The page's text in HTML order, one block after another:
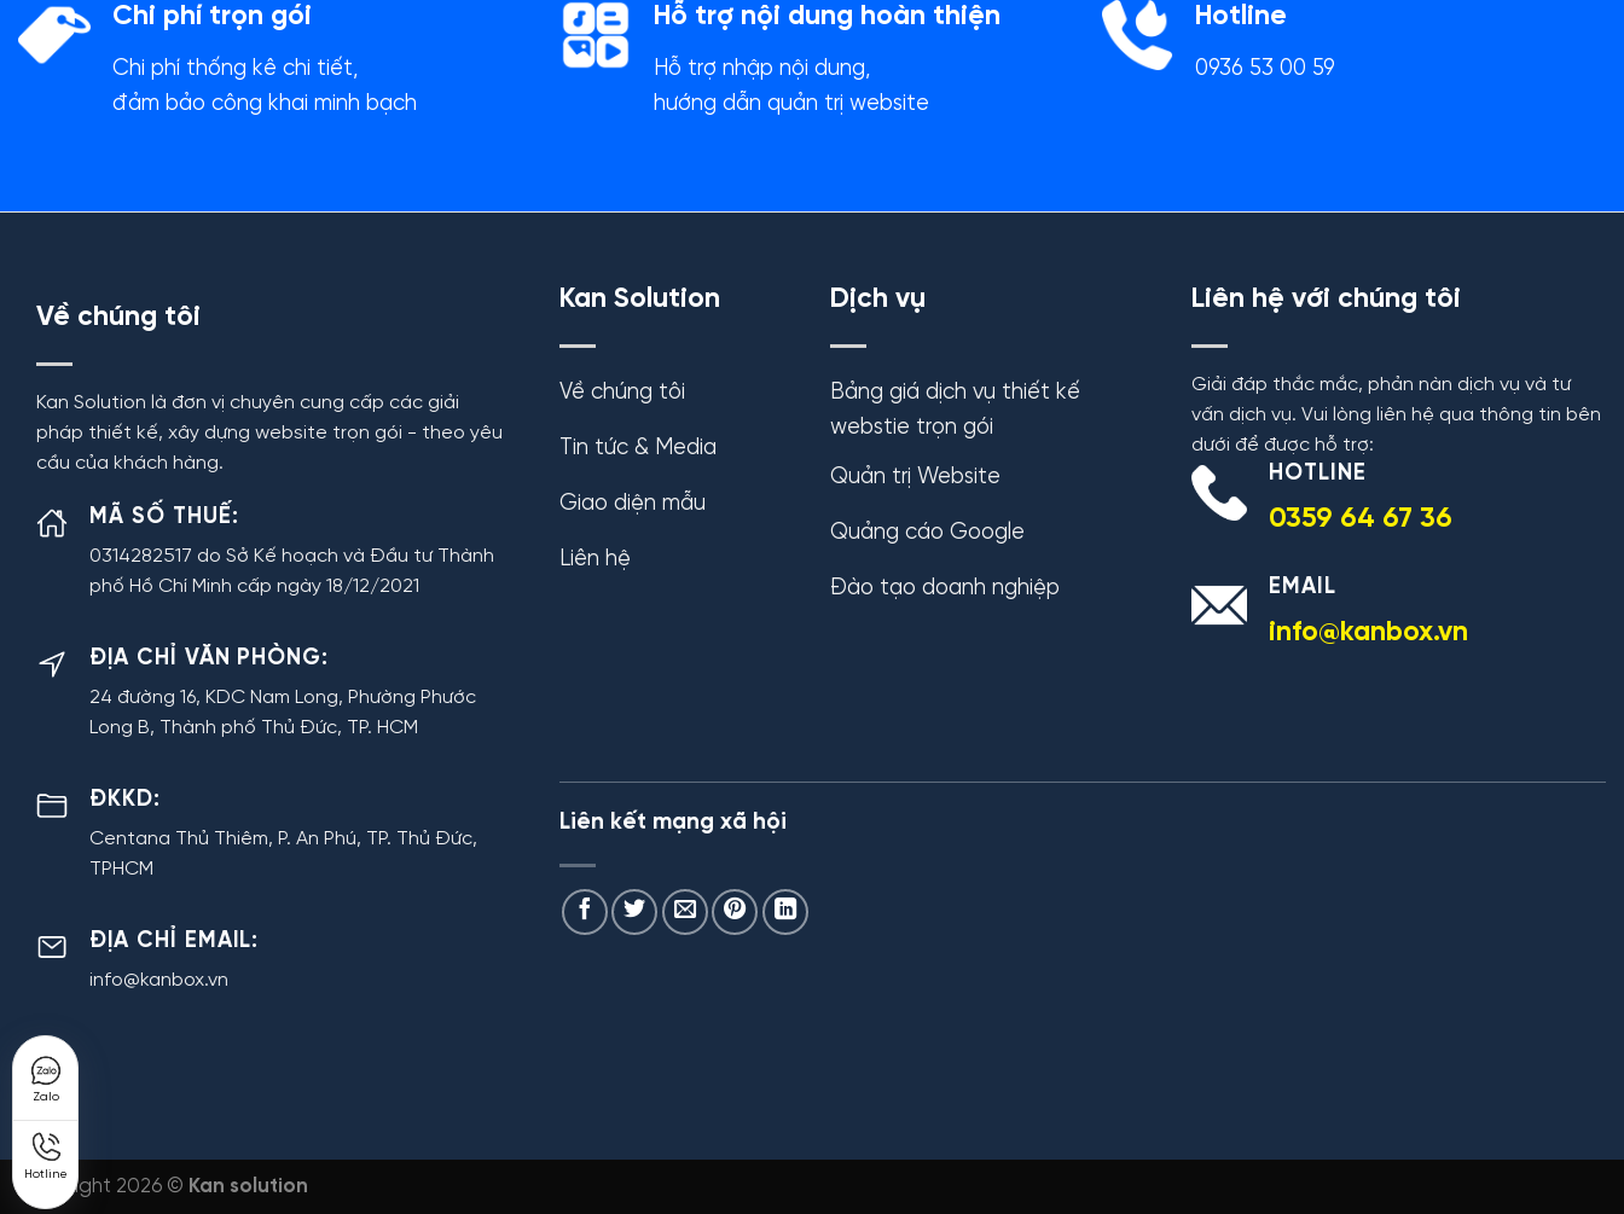
Zalo
Hotline
Chi phí trọn gói
Chi phí thống kê chi tiết,
đảm bảo công khai minh bạch
Hỗ trợ nội dung hoàn thiện
Hỗ trợ nhập nội dung,
hướng dẫn quản trị website
Hotline
0936 53 00 59
Về chúng tôi
Kan Solution là đơn vị chuyên cung cấp các giải
pháp thiết kế, xây dựng website trọn gói - theo yêu
cầu của khách hàng.
MÃ SỐ THUẾ:
0314282517 do Sở Kế hoạch và Đầu tư Thành
phố Hồ Chí Minh cấp ngày 18/12/2021
ĐỊA CHỈ VĂN PHÒNG:
24 đường 16, KDC Nam Long, Phường Phước
Long B, Thành phố Thủ Đức, TP. HCM
ĐKKD:
Centana Thủ Thiêm, P. An Phú, TP. Thủ Đức,
TPHCM
ĐỊA CHỈ EMAIL:
info@kanbox.vn
Kan Solution
Về chúng tôi
Tin tức & Media
Giao diện mẫu
Liên hệ
Dịch vụ
Bảng giá dịch vụ thiết kế
webstie trọn gói
Quản trị Website
Quảng cáo Google
Đào tạo doanh nghiệp
Liên hệ với chúng tôi
Giải đáp thắc mắc, phản nàn dịch vụ và tư
vấn dịch vụ. Vui lòng liên hệ qua thông tin bên
dưới để được hỗ trợ:
HOTLINE
0359 64 67 36
EMAIL
info@kanbox.vn
Liên kết mạng xã hội
Copyright 2026 © Kan solution